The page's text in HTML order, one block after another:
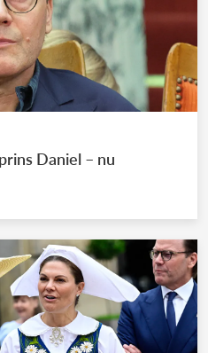
Daniel – nu